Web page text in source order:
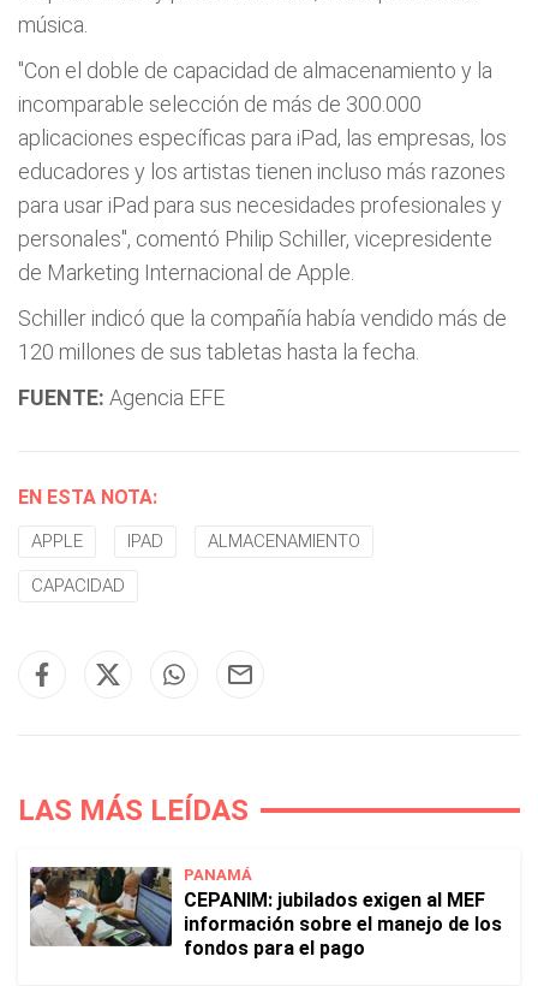
música.
"Con el doble de capacidad de almacenamiento y la
incomparable selección de más de 300.000
aplicaciones específicas para iPad, las empresas, los
educadores y los artistas tienen incluso más razones
para usar iPad para sus necesidades profesionales y
personales", comentó Philip Schiller, vicepresidente
de Marketing Internacional de Apple.
Schiller indicó que la compañía había vendido más de
120 millones de sus tabletas hasta la fecha.
FUENTE: Agencia EFE
EN ESTA NOTA:
APPLE IPAD ALMACENAMIENTO
CAPACIDAD
LAS MÁS LEÍDAS
PANAMÁ
CEPANIM: jubilados exigen al MEF
información sobre el manejo de los
fondos para el pago